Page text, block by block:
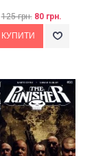
125 грн. 80 грн.